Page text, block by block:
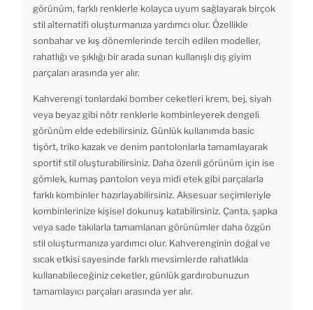
görünüm, farklı renklerle kolayca uyum sağlayarak birçok
stil alternatifi oluşturmanıza yardımcı olur. Özellikle
sonbahar ve kış dönemlerinde tercih edilen modeller,
rahatlığı ve şıklığı bir arada sunan kullanışlı dış giyim
parçaları arasında yer alır.
Kahverengi tonlardaki bomber ceketleri krem, bej, siyah
veya beyaz gibi nötr renklerle kombinleyerek dengeli
görünüm elde edebilirsiniz. Günlük kullanımda basic
tişört, triko kazak ve denim pantolonlarla tamamlayarak
sportif stil oluşturabilirsiniz. Daha özenli görünüm için ise
gömlek, kumaş pantolon veya midi etek gibi parçalarla
farklı kombinler hazırlayabilirsiniz. Aksesuar seçimleriyle
kombinlerinize kişisel dokunuş katabilirsiniz. Çanta, şapka
veya sade takılarla tamamlanan görünümler daha özgün
stil oluşturmanıza yardımcı olur. Kahverenginin doğal ve
sıcak etkisi sayesinde farklı mevsimlerde rahatlıkla
kullanabileceğiniz ceketler, günlük gardırobunuzun
tamamlayıcı parçaları arasında yer alır.